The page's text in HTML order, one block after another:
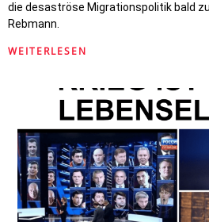
die desaströse Migrationspolitik bald
Rebmann.
WEITERLESEN